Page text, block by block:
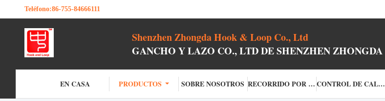
Teléfono:86-755-84666111
Shenzhen Zhongda Hook & Loop Co., Ltd
GANCHO Y LAZO CO., LTD DE SHENZHEN ZHONGDA
EN CASA PRODUCTOS SOBRE NOSOTROS RECORRIDO POR LA FÁBRICA CONTROL DE CALIDAD